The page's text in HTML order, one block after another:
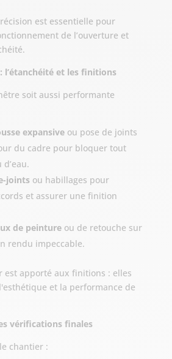
est essentielle pour
de l’ouverture et
l’étanchéité et les finitions
soit aussi performante
expansiveou pose de joints
du cadre pour bloquer tout
d’eau.
jointsou habillages pour
et assurer une finition
de peintureou de retouche sur
rendu impeccable.
est apporté aux finitions : elles
et la performance de
vérifications finales
chantier :